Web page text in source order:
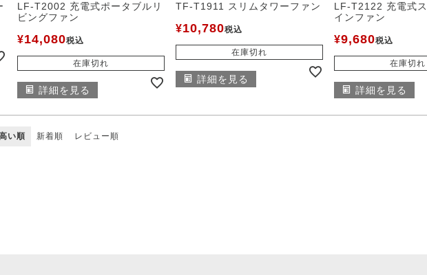
LF-T2002 充電式ポータブルリ
ビングファン
¥14,080税込
在庫切れ
詳細を見る
TF-T1911 スリムタワーファン
¥10,780税込
在庫切れ
詳細を見る
LF-T2122 充電式
インファン
¥9,680税込
在庫切れ
詳細を見る
い順 新着順 レビュー順